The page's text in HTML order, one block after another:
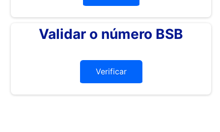
Validar o número BSB
Verificar